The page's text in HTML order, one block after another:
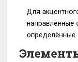
Для
направленные
определённые